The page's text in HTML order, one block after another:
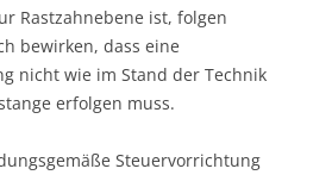
Rastzahnebene ist, folgen
bewirken, dass eine
nicht wie im Stand der Technik
erfolgen muss.
Steuervorrichtung